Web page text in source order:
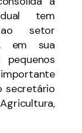
tem
setor
em sua
secretário